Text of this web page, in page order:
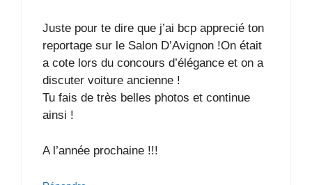
Juste pour te dire que j’ai bcp apprecié ton
reportage sur le Salon D’Avignon !On était
a cote lors du concours d’élégance et on a
discuter voiture ancienne !
Tu fais de très belles photos et continue
ainsi !
A l’année prochaine !!!